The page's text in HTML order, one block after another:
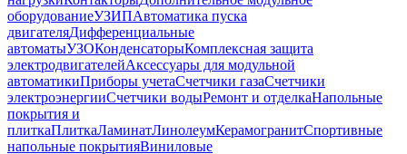
оборудованиеУЗИПАвтоматика пуска
двигателяДифференциальные
автоматыУЗОКонденсаторыКомплексная защита
электродвигателейАксессуары для модульной
автоматикиПриборы учетаСчетчики газаСчетчики
электроэнергииСчетчики водыРемонт и отделкаНапольные
покрытия и
плиткаПлиткаЛаминатЛинолеумКерамогранитСпортивные
напольные покрытияВиниловые